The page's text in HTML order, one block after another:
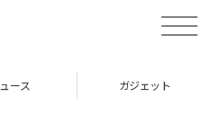
toggle
ース ガジェット